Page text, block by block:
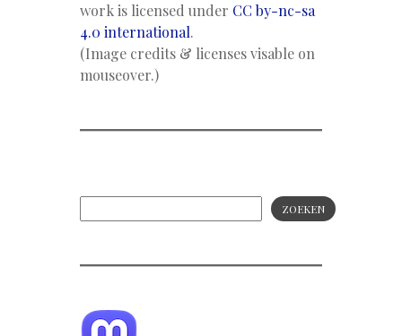
work is licensed under CC by-nc-sa
4.0 international.
(Image credits & licenses visable on
mouseover.)
ZOEKEN